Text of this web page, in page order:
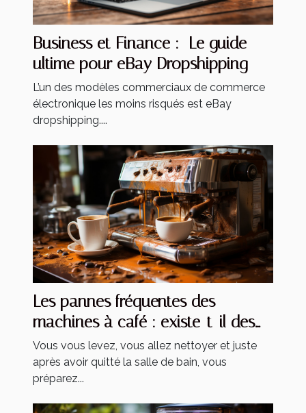
Business et Finance : Le guide
ultime pour eBay Dropshipping
L’un des modèles commerciaux de commerce
électronique les moins risqués est eBay
dropshipping....
Les pannes fréquentes des
machines à café : existe-t-il des
solutions ?
Vous vous levez, vous allez nettoyer et juste
après avoir quitté la salle de bain, vous
préparez...